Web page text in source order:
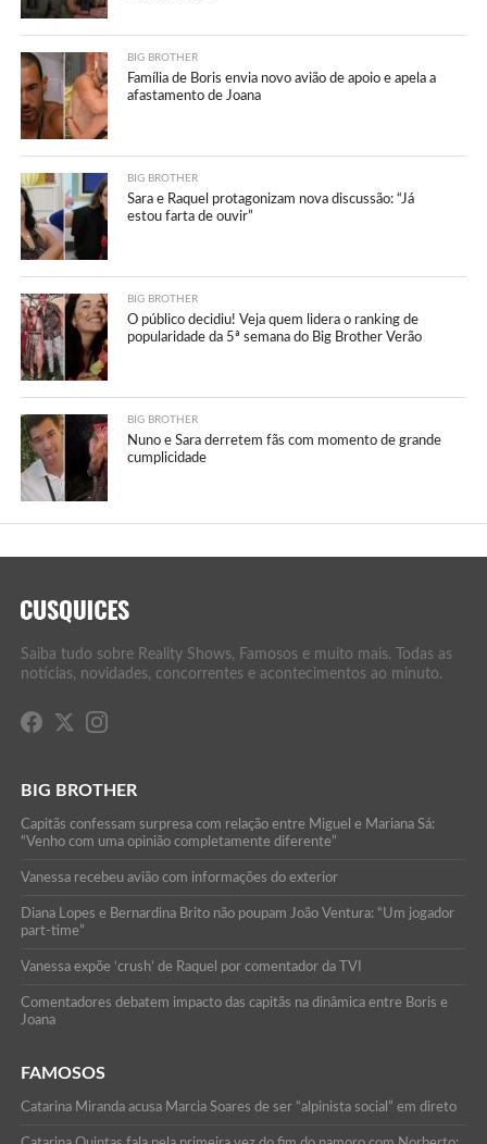
BIG BROTHER
Família de Boris envia novo avião de apoio e apela a
afastamento de Joana
BIG BROTHER
Sara e Raquel protagonizam nova discussão: “Já
estou farta de ouvir”
BIG BROTHER
O público decidiu! Veja quem lidera o ranking de
popularidade da 5ª semana do Big Brother Verão
BIG BROTHER
Nuno e Sara derretem fãs com momento de grande
cumplicidade
Saiba tudo sobre Reality Shows, Famosos e muito mais. Todas as
notícias, novidades, concorrentes e acontecimentos ao minuto.
BIG BROTHER
Capitãs confessam surpresa com relação entre Miguel e Mariana Sá:
“Venho com uma opinião completamente diferente”
Vanessa recebeu avião com informações do exterior
Diana Lopes e Bernardina Brito não poupam João Ventura: “Um jogador
part-time”
Vanessa expõe ‘crush’ de Raquel por comentador da TVI
Comentadores debatem impacto das capitãs na dinâmica entre Boris e
Joana
FAMOSOS
Catarina Miranda acusa Marcia Soares de ser “alpinista social” em direto